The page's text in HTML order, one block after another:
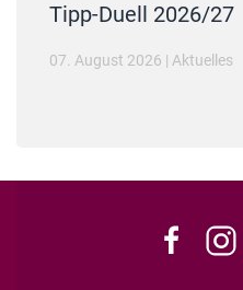
Tipp-Duell 2026/27
07. August 2026 | Aktuelles